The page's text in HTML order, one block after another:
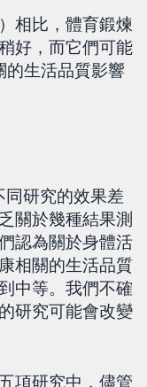
相比，體育鍛煉
好，而它們可能
的生活品質影響
同研究的效果差
關於幾種結果測
認為關於身體活
相關的生活品質
中等。我們不確
研究可能會改變
項研究中，儘管